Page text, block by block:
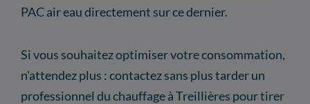
PAC air eau directement sur ce dernier.
Si vous souhaitez optimiser votre consommation,
n'attendez plus : contactez sans plus tarder un
professionnel du chauffage à Treillières pour tirer